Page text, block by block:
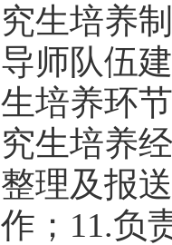
究生培养
导师队伍
生培养环
究生培养
整理及报
作 ； 11.负